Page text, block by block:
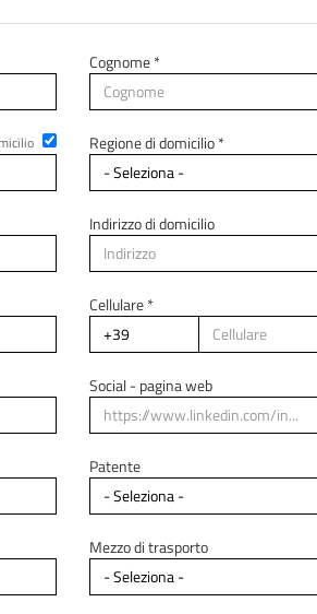
Cognome *
Regione di domicilio *
Indirizzo di domicilio
Regione di residenza *
Indirizzo di residenza
Cellulare *
Social - pagina web
Patente
Mezzo di trasporto